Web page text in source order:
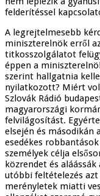
felderítéssel
A legrejtelmesebb
miniszterelnök erről
titkosszolgálatot
éppen a
szerint hallgatnia
nyilatkozott? Miért
Szlovák Rádió
magyarországi
felvilágosítást.
elsején és másodikán
esedékes
személyek célja
közrendet és
utóbbi feltételezés
merényletek miatti